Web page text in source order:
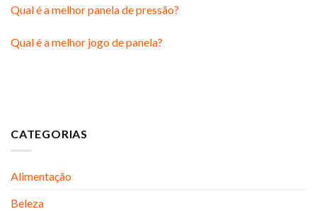
Qual é a melhor panela de pressão?
Qual é a melhor jogo de panela?
CATEGORIAS
Alimentação
Beleza